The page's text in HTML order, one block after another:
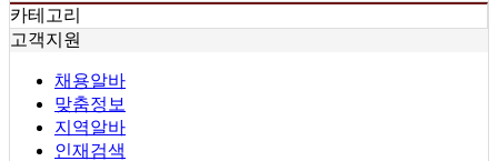
카테고리
고객지원
채용알바
맞춤정보
지역알바
인재검색